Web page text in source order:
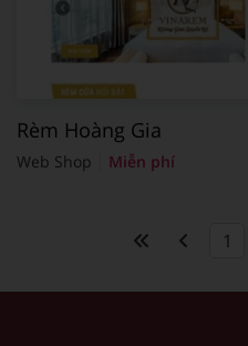
Rèm Hoàng Gia
Web Shop Miễn phí
1